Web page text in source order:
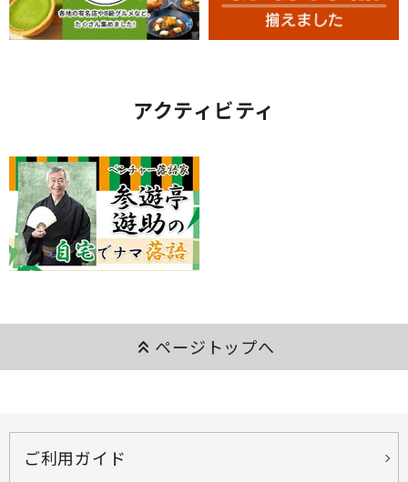
アクティビティ
keyboard_double_arrow_up ページトップへ
ご利用ガイド